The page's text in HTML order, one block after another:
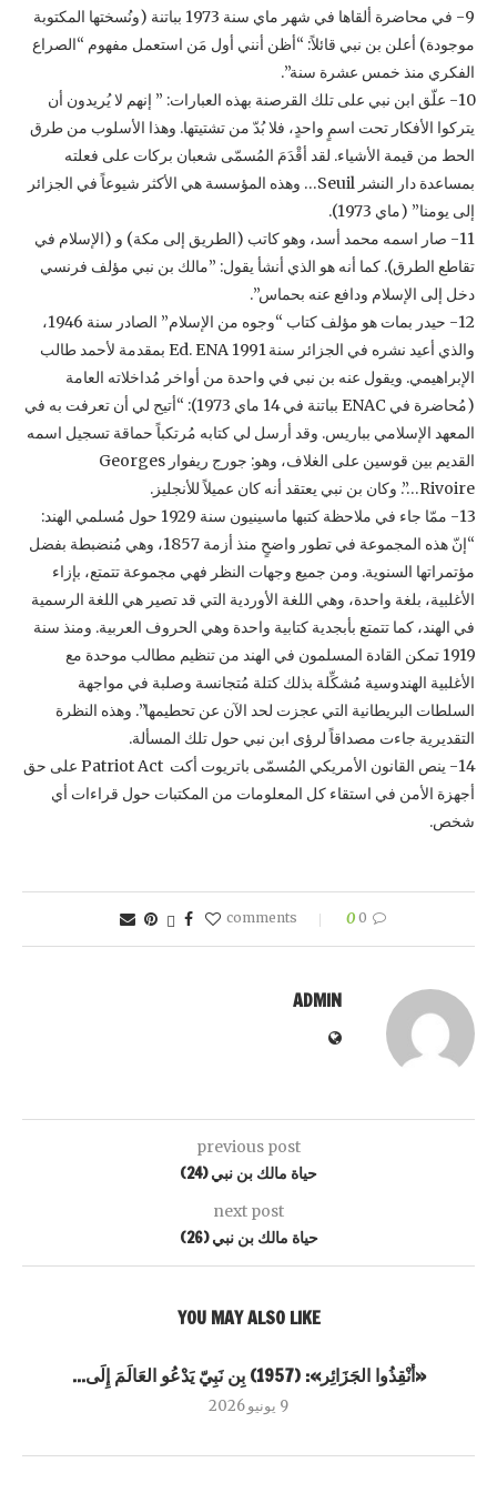
‏9-‏ في محاضرة ألقاها في شهر ماي سنة 1973 بباتنة (ونُسختها المكتوبة
موجودة) أعلن بن نبي قائلاً: “أظن أنني ‏أول مَن استعمل مفهوم “الصراع
الفكري منذ خمس عشرة سنة”.‏
‏10-‏ علّق ابن نبي على تلك القرصنة بهذه العبارات: ” إنهم لا يُريدون أن
يتركوا الأفكار تحت اسمٍ واحدٍ، فلا بُدّ من ‏تشتيتها. وهذا الأسلوب من طرق
الحط من قيمة الأشياء. لقد أقْدَمَ المُسمّى شعبان بركات على فعلته
بمساعدة دار ‏النشر ‏Seuil‏… وهذه المؤسسة هي الأكثر شيوعاً في الجزائر
إلى يومنا” (ماي 1973).‏
‏11-‏ صار اسمه محمد أسد، وهو كاتب (الطريق إلى مكة) و (الإسلام في
تقاطع الطرق). كما أنه هو الذي أنشأ يقول: ‏‏”مالك بن نبي مؤلف فرنسي
دخل إلى الإسلام ودافع عنه بحماس”.‏
‏12-‏ حيدر بمات هو مؤلف كتاب “وجوه من الإسلام” الصادر سنة 1946،
والذي أعيد نشره في الجزائر سنة 1991 ‏Ed. ENA‏ بمقدمة لأحمد طالب
الإبراهيمي. ويقول عنه بن نبي في واحدة من أواخر مُداخلاته العامة
(مُحاضرة ‏في ‏ENAC‏ بباتنة في 14 ماي 1973): “أتيح لي أن تعرفت به في
المعهد الإسلامي بباريس. وقد أرسل لي كتابه ‏مُرتكباً حماقة تسجيل اسمه
القديم بين قوسين على الغلاف، وهو: جورج ريفوار ‏Georges
Rivoire‏…”. وكان بن ‏نبي يعتقد أنه كان عميلاً للأنجليز.‏
‏13-‏ ممّا جاء في ملاحظة كتبها ماسينيون سنة 1929 حول مُسلمي الهند:
“إنّ هذه المجموعة في تطور واضحٍ منذ أزمة 1857، وهي ‏مُنضبطة بفضل
مؤتمراتها السنوية. ومن جميع وجهات النظر فهي مجموعة تتمتع، بإزاء
الأغلبية، بلغة واحدة، وهي اللغة الأوردية ‏التي قد تصير هي اللغة الرسمية
في الهند، كما تتمتع بأبجدية كتابية واحدة وهي الحروف العربية. ومنذ سنة
1919 تمكن القادة ‏المسلمون في الهند من تنظيم مطالب موحدة مع
الأغلبية الهندوسية مُشكِّلة بذلك كتلة مُتجانسة وصلبة في مواجهة
السلطات البريطانية ‏التي عجزت لحد الآن عن تحطيمها”. وهذه النظرة
التقديرية جاءت مصداقاً لرؤى ابن نبي حول تلك المسألة.‏
‏14-‏ ينص القانون الأمريكي المُسمّى باتريوت أكت ‏Patriot Act ‎‏ على حق
أجهزة الأمن في استقاء كل المعلومات من ‏المكتبات حول قراءات أي
شخص.‏
0 comments
0
ADMIN
previous post
حياة مالك بن نبي (24)‏
next post
حياة مالك بن نبي (26)‏
YOU MAY ALSO LIKE
«أَنْقِذُوا الجَزَائِر»: (1957) بِن نَبِيّ يَدْعُو العَالَمَ إِلَى...
9 يونيو 2026